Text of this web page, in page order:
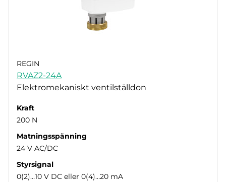
REGIN
RVAZ2-24A
Elektromekaniskt ventilställdon
Kraft
200 N
Matningsspänning
24 V AC/DC
Styrsignal
0(2)…10 V DC eller 0(4)…20 mA